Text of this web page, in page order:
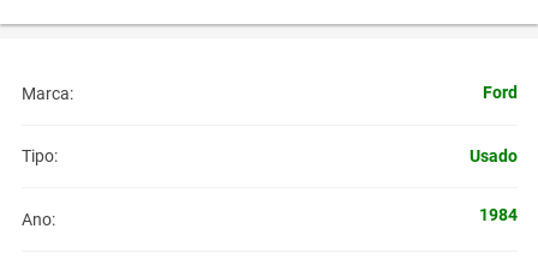
Marca: Ford
Tipo: Usado
Ano: 1984